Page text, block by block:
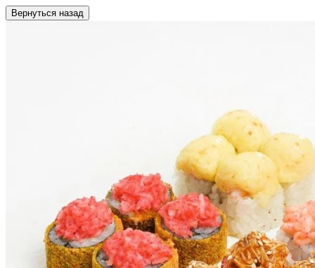
Вернуться назад